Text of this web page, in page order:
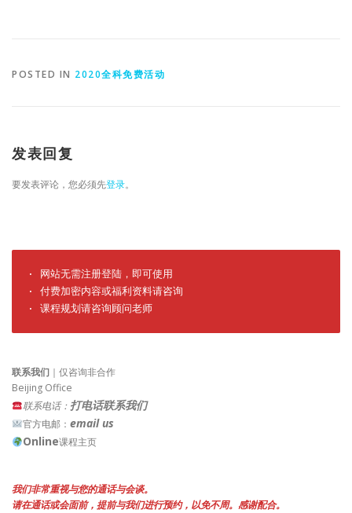
POSTED IN 2020全科免费活动
发表回复
要发表评论，您必须先登录。
· 网站无需注册登陆，即可使用
· 付费加密内容或福利资料请咨询
· 课程规划请咨询顾问老师
联系我们 ｜仅咨询非合作
Beijing Office
联系电话： 打电话联系我们
官方电邮： email us
Online课程主页
我们非常重视与您的通话与会谈。
请在通话或会面前，提前与我们进行预约，以免不周。感谢配合。